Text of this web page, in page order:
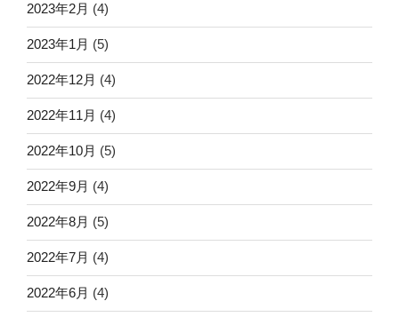
2023年2月 (4)
2023年1月 (5)
2022年12月 (4)
2022年11月 (4)
2022年10月 (5)
2022年9月 (4)
2022年8月 (5)
2022年7月 (4)
2022年6月 (4)